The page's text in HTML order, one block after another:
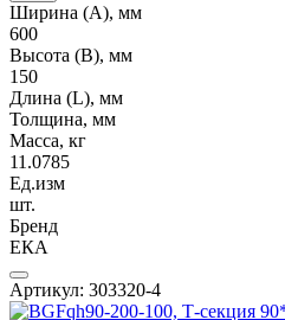
Ширина (А), мм
600
Высота (В), мм
150
Длина (L), мм
Толщина, мм
Масса, кг
11.0785
Ед.изм
шт.
Бренд
ЕКА
Артикул: 303320-4